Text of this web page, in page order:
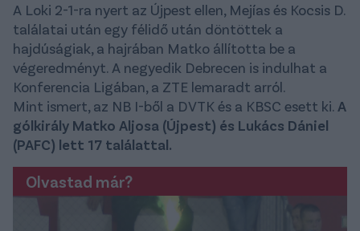
A Loki 2-1-ra nyert az Újpest ellen, Mejías és Kocsis D.
találatai után egy félidő után döntöttek a
hajdúságiak, a hajrában Matko állította be a
végeredményt. A negyedik Debrecen is indulhat a
Konferencia Ligában, a ZTE lemaradt arról.
Mint ismert, az NB I-ből a DVTK és a KBSC esett ki. A
gólkirály Matko Aljosa (Újpest) és Lukács Dániel
(PAFC) lett 17 találattal.
Olvastad már?